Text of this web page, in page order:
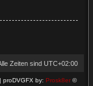
Zeiten sind UTC+02:00
proDVGFX by: Prosk8er ©